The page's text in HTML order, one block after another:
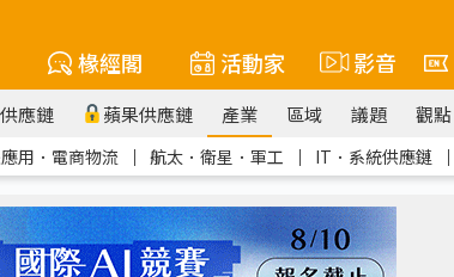
椽經閣 活動家 影音
應鏈 蘋果供應鏈 產業 區域 議題 觀點
用．電商物流 ｜ 航太．衛星．軍工 ｜ IT．系統供應鏈 ｜